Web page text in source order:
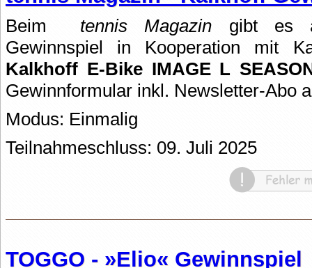
Beim tennis Magazin gibt es
Gewinnspiel in Kooperation mit
Kalkhoff E-Bike IMAGE L
Gewinnformular inkl. Newsletter-Abo
Modus: Einmalig
Teilnahmeschluss: 09. Juli 2025
TOGGO - »Elio« Gewinnspiel